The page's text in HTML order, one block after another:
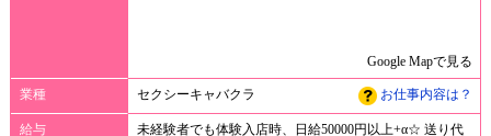
Google Mapで見る
業種 セクシーキャバクラ お仕事内容は？
給与
未経験者でも体験入店時、日給50000円以上+α☆ 送り代